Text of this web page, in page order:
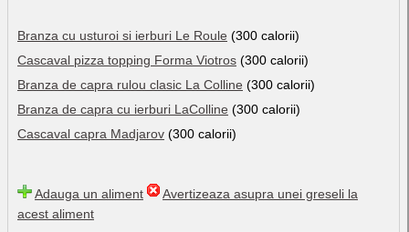
Branza cu usturoi si ierburi Le Roule (300 calorii)
Cascaval pizza topping Forma Viotros (300 calorii)
Branza de capra rulou clasic La Colline (300 calorii)
Branza de capra cu ierburi LaColline (300 calorii)
Cascaval capra Madjarov (300 calorii)
Adauga un aliment
Avertizeaza asupra unei greseli la
acest aliment